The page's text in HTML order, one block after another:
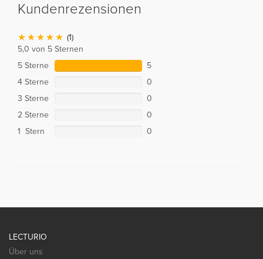
Kundenrezensionen
(1)
5,0 von 5 Sternen
5 Sterne
5
4 Sterne
0
3 Sterne
0
2 Sterne
0
1 Stern
0
LECTURIO
Über uns